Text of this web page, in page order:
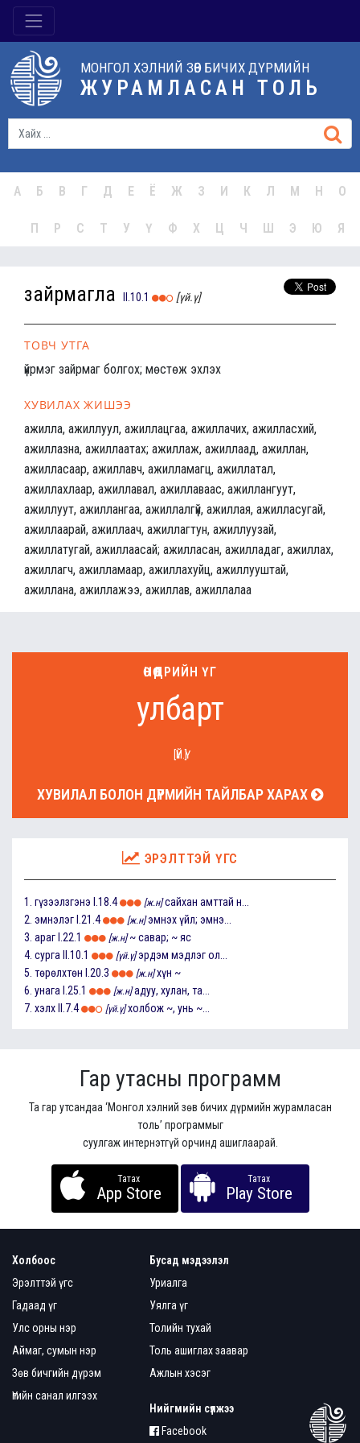
МОНГОЛ ХЭЛНИЙ ЗӨВ БИЧИХ ДҮРМИЙН
ЖУРАМЛАСАН ТОЛЬ
А Б В Г Д Е Ё Ж З И К Л М Н О
П Р С Т У Ү Ф Х Ц Ч Ш Э Ю Я
зайрмагла II.10.1 [үй.ү]
ТОВЧ УТГА
үйрмэг зайрмаг болгох; мөстөж эхлэх
ХУВИЛАХ ЖИШЭЭ
ажилла, ажиллуул, ажиллацгаа, ажиллачих, ажилласхий,
ажиллазна, ажиллаатах; ажиллаж, ажиллаад, ажиллан,
ажилласаар, ажиллавч, ажилламагц, ажиллатал,
ажиллахлаар, ажиллавал, ажиллаваас, ажиллангуут,
ажиллуут, ажиллангаа, ажиллалгүй, ажиллая, ажилласугай,
ажиллаарай, ажиллаач, ажиллагтун, ажиллуузай,
ажиллатугай, ажиллаасай; ажилласан, ажилладаг, ажиллах,
ажиллагч, ажилламаар, ажиллахуйц, ажиллууштай,
ажиллана, ажиллажээ, ажиллав, ажиллалаа
ӨНӨӨДРИЙН ҮГ
улбарт
[ҮЙ.Ү]
ХУВИЛАЛ БОЛОН ДҮРМИЙН ТАЙЛБАР ХАРАХ
ЭРЭЛТТЭЙ ҮГС
1. гүзээлзгэнэ I.18.4 [ж.н] сайхан амттай н...
2. эмнэлэг I.21.4 [ж.н] эмнэх үйл; эмнэ...
3. араг I.22.1 [ж.н] ~ савар; ~ яс
4. сурга II.10.1 [үй.ү] эрдэм мэдлэг ол...
5. төрөлхтөн I.20.3 [ж.н] хүн ~
6. унага I.25.1 [ж.н] адуу, хулан, та...
7. хэлх II.7.4 [үй.ү] холбож ~, унь ~...
Гар утасны программ
Та гар утсандаа ‘Монгол хэлний зөв бичих дүрмийн журамласан
толь’ программыг
суулгаж интернэтгүй орчинд ашиглаарай.
Татах
App Store
Татах
Play Store
Холбоос
Эрэлттэй үгс
Гадаад үг
Улс орны нэр
Аймаг, сумын нэр
Зөв бичгийн дүрэм
Үгийн санал илгээх
Бусад мэдээлэл
Уриалга
Уялга үг
Толийн тухай
Толь ашиглах заавар
Ажлын хэсэг
Нийгмийн сүлжээ
Facebook